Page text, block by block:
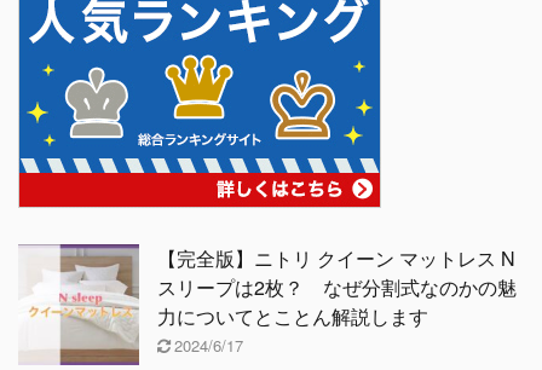
【完全版】ニトリ クイーン マットレス N
スリープは2枚？ なぜ分割式なのかの魅
力についてとことん解説します
2024/6/17